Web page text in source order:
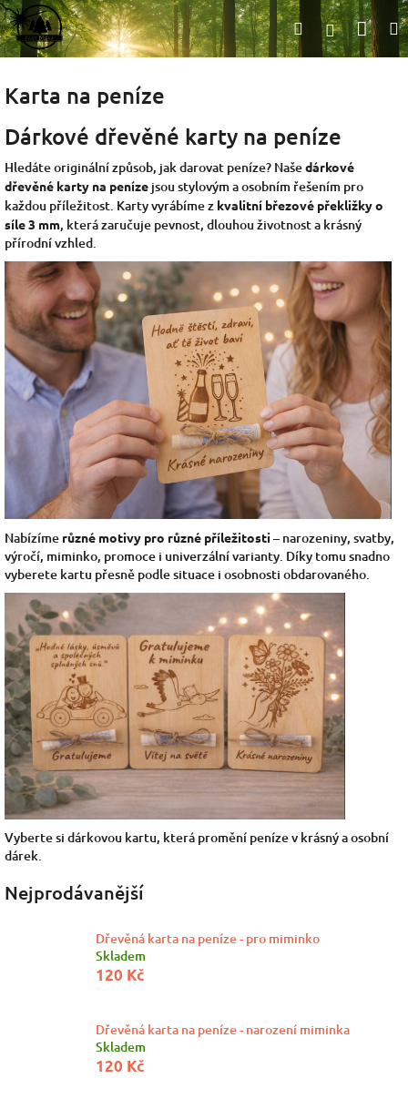
Přejít
na
obsah
HledatPřihlášení
Karta na peníze
Dárkové dřevěné karty na peníze
Hledáte originální způsob, jak darovat peníze? Našedárkové
dřevěné karty na peníze jsou stylovým a osobním řešením pro
každou příležitost. Karty vyrábíme z kvalitní březové překližky o
síle 3 mm, která zaručuje pevnost, dlouhou životnost a krásný
přírodní vzhled.
Nabízíme různé motivy pro různé příležitosti– narozeniny, svatby,
výročí, miminko, promoce i univerzální varianty. Díky tomu snadno
vyberete kartu přesně podle situace i osobnosti obdarovaného.
Vyberte si dárkovou kartu, která promění peníze v krásný a osobní
dárek.
Nejprodávanější
Dřevěná karta na peníze - pro miminko
Skladem
120 Kč
Dřevěná karta na peníze - narození miminka
Skladem
120 Kč